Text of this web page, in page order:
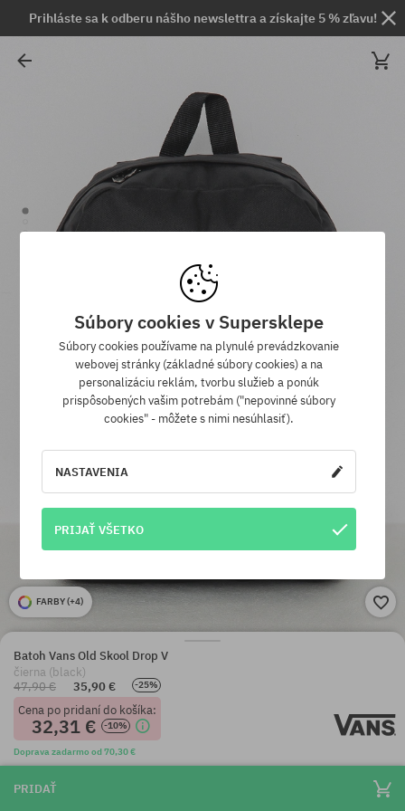
Prihláste sa k odberu nášho newslettra a získajte 5 % zľavu!
FARBY (+4)
Batoh Vans Old Skool Drop V
čierna (black)
47,90 €
35,90 € -25%
Cena po pridaní do košíka:
32,31 € -10%
Doprava zadarmo od 70,30 €
PRIDAŤ
Súbory cookies v Supersklepe
Súbory cookies používame na plynulé prevádzkovanie
webovej stránky (základné súbory cookies) a na
personalizáciu reklám, tvorbu služieb a ponúk
prispôsobených vašim potrebám ("nepovinné súbory
cookies" - môžete s nimi nesúhlasiť).
NASTAVENIA
PRIJAŤ VŠETKO